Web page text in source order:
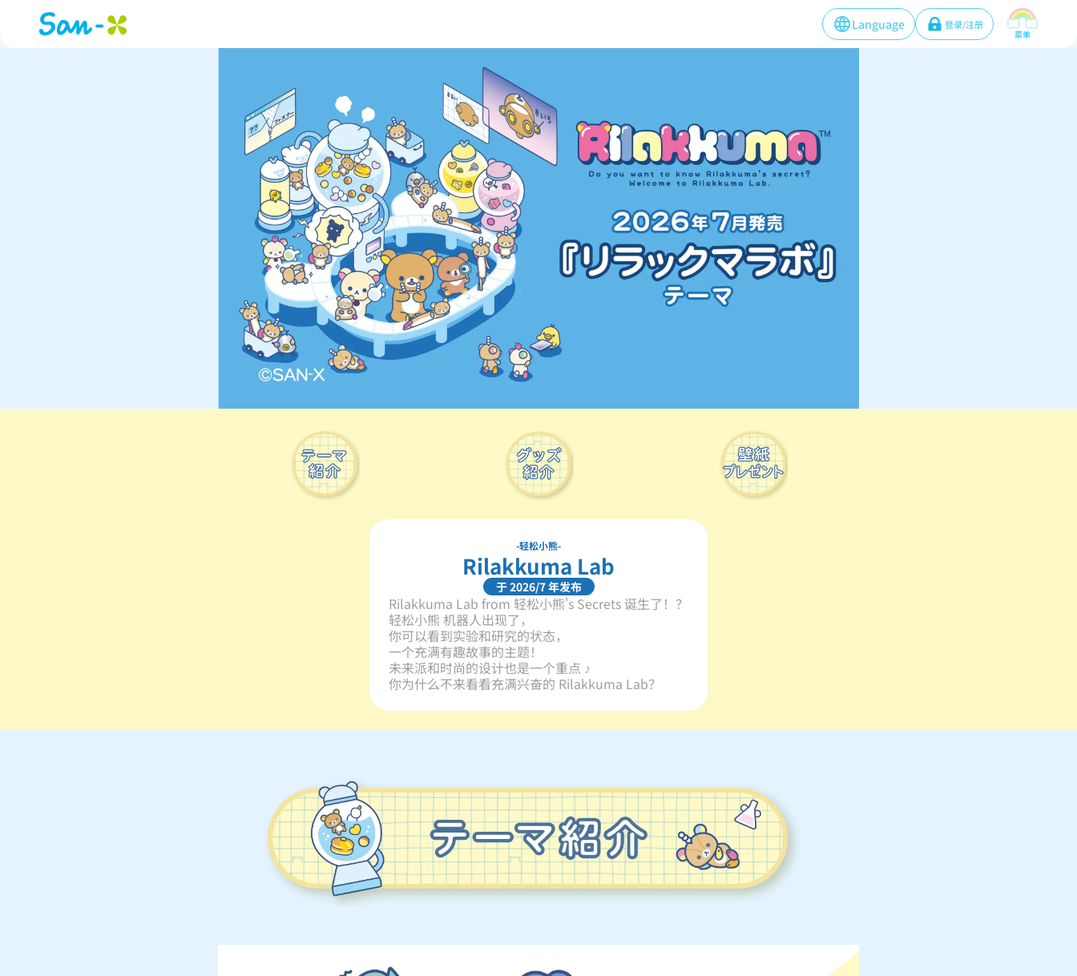
Language 登录/注册
菜单
轻松小熊
Rilakkuma Lab
于 2026/7 年发布
Rilakkuma Lab from 轻松小熊's Secrets 诞生了！？
轻松小熊 机器人出现了，
你可以看到实验和研究的状态，
一个充满有趣故事的主题！
未来派和时尚的设计也是一个重点 ♪
你为什么不来看看充满兴奋的 Rilakkuma Lab？